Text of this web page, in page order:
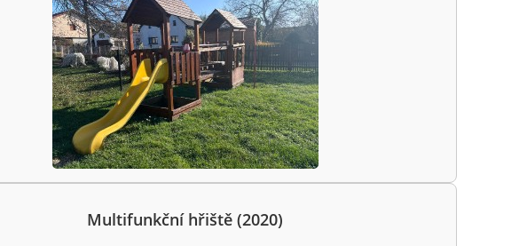
Multifunkční hřiště (2020)